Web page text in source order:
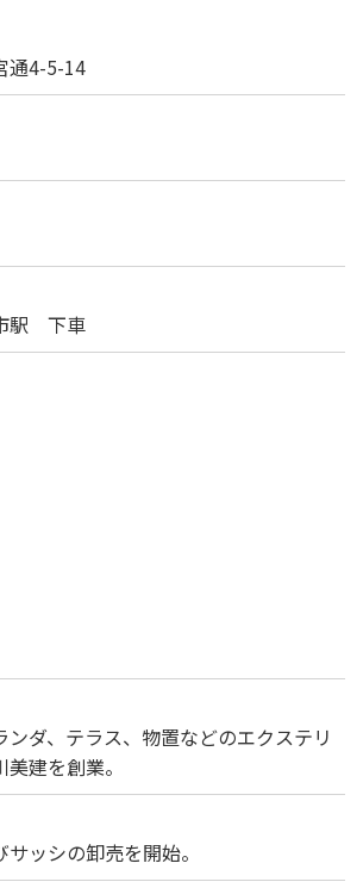
通4-5-14
駅 下車
ンダ、テラス、物置などのエクステリ
建を創業。
ッシの卸売を開始。